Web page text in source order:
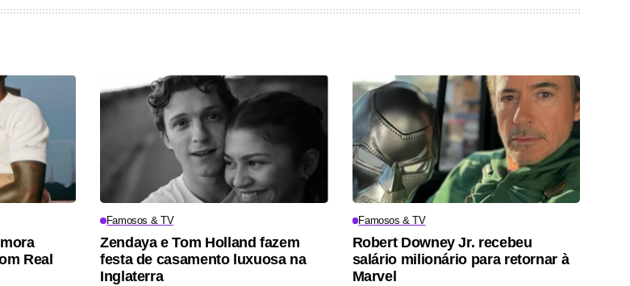
Real
Famosos & TV
Zendaya e Tom Holland fazem
festa de casamento luxuosa na
Inglaterra
Famosos & TV
Robert Downey Jr. recebeu
salário milionário para retornar à
Marvel